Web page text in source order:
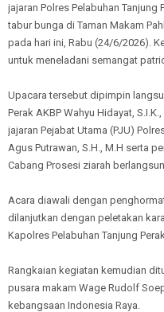
jajaran Polres Pelabuhan
tabur bunga di Taman Makam
pada hari ini, Rabu (24/6/2026).
untuk meneladani semangat
Upacara tersebut dipimpin
Perak AKBP Wahyu Hidayat,
jajaran Pejabat Utama (PJU)
Agus Putrawan, S.H., M.H serta
Cabang Prosesi ziarah
Acara diawali dengan
dilanjutkan dengan peletakan
Kapolres Pelabuhan Tanjung Perak.
Rangkaian kegiatan kemudian
pusara makam Wage Rudolf
kebangsaan Indonesia Raya.